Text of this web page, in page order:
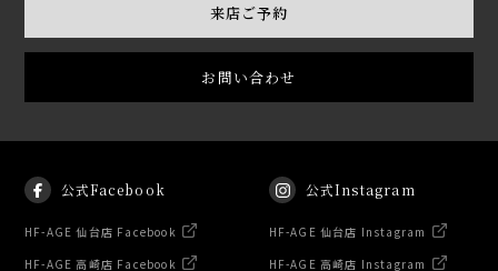
来店ご予約
お問い合わせ
公式Facebook
HF-AGE 仙台店 Facebook
HF-AGE 高崎店 Facebook
公式Instagram
HF-AGE 仙台店 Instagram
HF-AGE 高崎店 Instagram